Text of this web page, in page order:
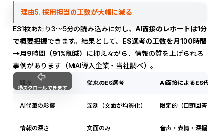
理由5. 採用担当の工数が大幅に減る
ES1枚あたり3〜5分の読み込みに対し、 AI面接のレポートは1分
で概要把握できます。結果として、 ES選考の工数を月100時間
→月9時間（91%削減） に抑えながら、情報の質を上げられる
事例があります（MiAI導入企業・当社調べ）。
横スクロールできます
観点
AI代筆の影響
情報の深さ
従来のES選考
深刻（文面が均質化）
文面のみ
AI面接によるES代替
限定的（口頭回答は
音声・表情・深掘り応